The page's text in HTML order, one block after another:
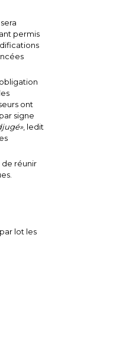
permis
ont
signe
, ledit
de réunir
lot les